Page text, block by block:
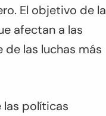
El objetivo de la
afectan a las
las luchas más
las políticas